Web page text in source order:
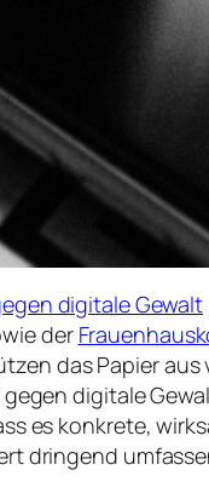
digitale Gewalt
der
das Papier
digitale
es konkrete,
dringend